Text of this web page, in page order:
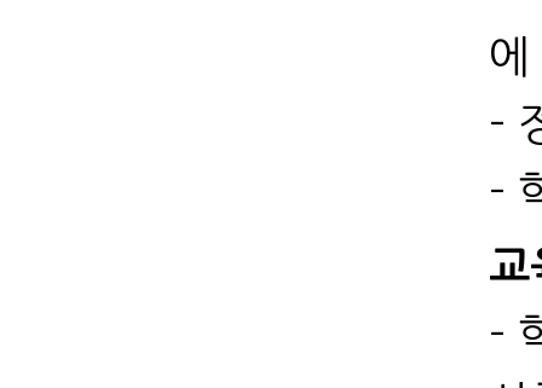
에
-
-
교
-